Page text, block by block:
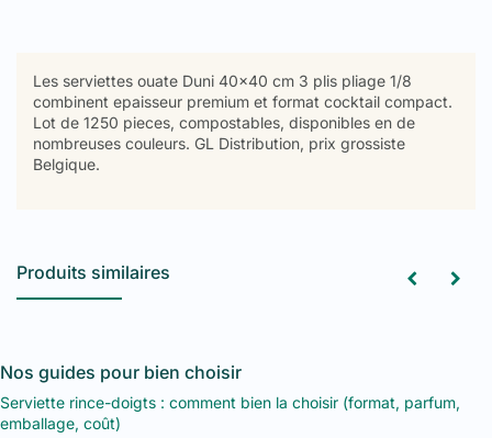
Les serviettes ouate Duni 40x40 cm 3 plis pliage 1/8
combinent epaisseur premium et format cocktail compact.
Lot de 1250 pieces, compostables, disponibles en de
nombreuses couleurs. GL Distribution, prix grossiste
Belgique.
Produits similaires
Nos guides pour bien choisir
Serviette rince-doigts : comment bien la choisir (format, parfum,
emballage, coût)